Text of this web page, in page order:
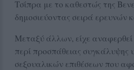
Τσίπρα με το καθεστώς της
δημοσιεύοντας σειρά ερευνών
Μεταξύ άλλων, είχε αναφερθεί
περί προσπάθειας συγκάλυψης
σεξουαλικών επιθέσεων που